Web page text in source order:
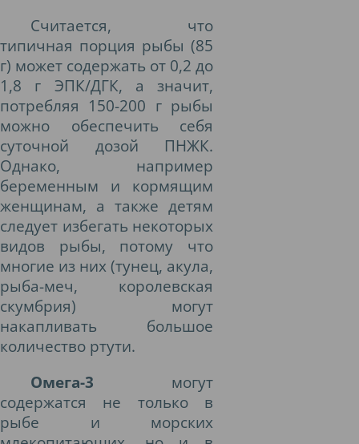
Считается, что
типичная порция рыбы (85
г) может содержать от 0,2 до
1,8 г ЭПК/ДГК, а значит,
потребляя 150-200 г рыбы
можно обеспечить себя
суточной дозой ПНЖК.
Однако, например
беременным и кормящим
женщинам, а также детям
следует избегать некоторых
видов рыбы, потому что
многие из них (тунец, акула,
рыба-меч, королевская
скумбрия) могут
накапливать большое
количество ртути.
Омега-3 могут
содержатся не только в
рыбе и морских